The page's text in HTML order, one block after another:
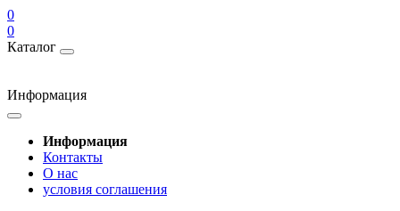
0
0
Каталог
Информация
Информация
Контакты
О нас
условия соглашения